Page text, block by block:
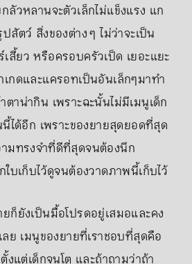
วหลานจะตัวเล็กไม่แข็งแรง แก
สัตว์ สิ่งของต่าง ๆ ไม่ว่าจะเป็น
ยว หรือครอบครัวเป็ด เยอะแยะ
กดและแครอทเป็นอันเล็กๆมาทำ
าน่ากิน เพราะฉะนั้นไม่มีเมนูเด็ก
ได้อีก เพราะของยายสุดยอดที่สุด
มทรงจำที่ดีที่สุดจนต้องนึก
บเก็บไว้ดูจนต้องวาดภาพนี้เก็บไว้
ก็ยังเป็นมื้อโปรดอยู่เสมอและคง
ลย เมนูของยายที่เราชอบที่สุดคือ